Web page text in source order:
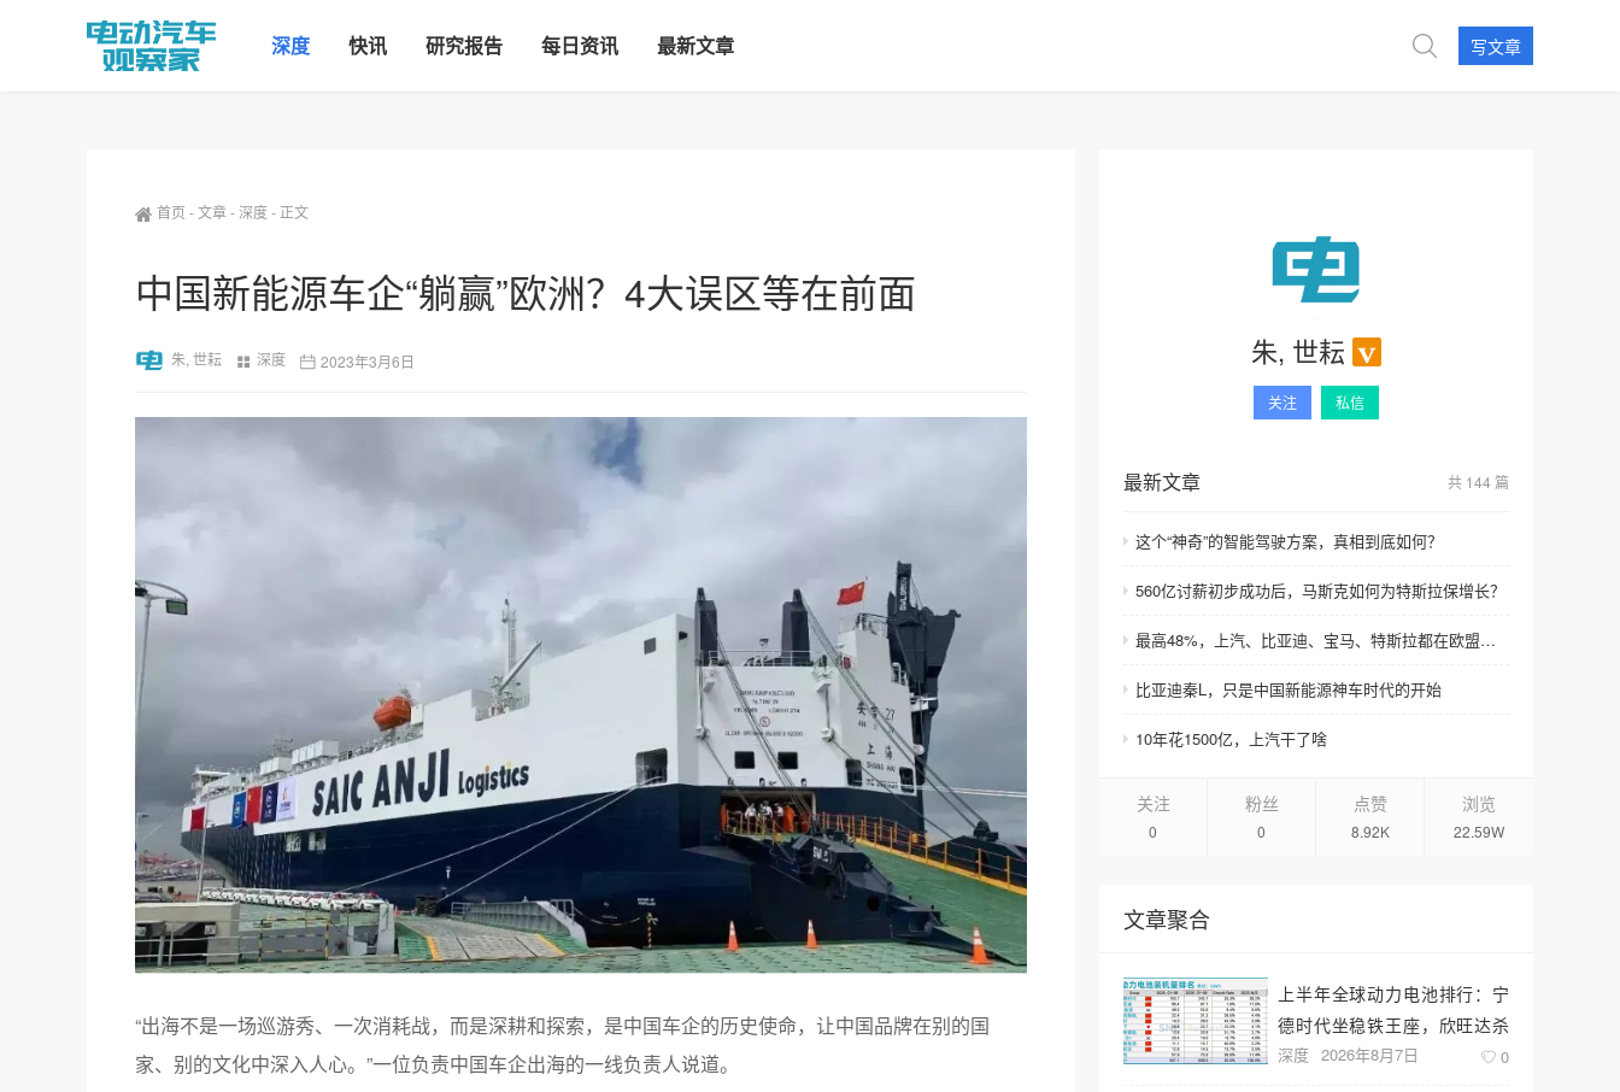
深度 快讯 研究报告 每日资讯 最新文章 写文章
首页 -文章-深度- 正文
中国新能源车企“躺赢”欧洲？4大误区等在前面
朱, 世耘 深度 2023年3月6日
“出海不是一场巡游秀、一次消耗战，而是深耕和探索，是中国车企的历史使命，让中国品牌在别的国
家、别的文化中深入人心。”一位负责中国车企出海的一线负责人说道。
朱, 世耘
关注 私信
最新文章 共 144 篇
这个“神奇”的智能驾驶方案，真相到底如何？
560亿讨薪初步成功后，马斯克如何为特斯拉保增长？
最高48%，上汽、比亚迪、宝马、特斯拉都在欧盟临时关税攻击范围内
比亚迪秦L，只是中国新能源神车时代的开始
10年花1500亿，上汽干了啥
关注
0
粉丝
0
点赞
8.92K
浏览
22.59W
文章聚合
上半年全球动力电池排行：宁
德时代坐稳铁王座，欣旺达杀
回前十
深度 2026年8月7日 0